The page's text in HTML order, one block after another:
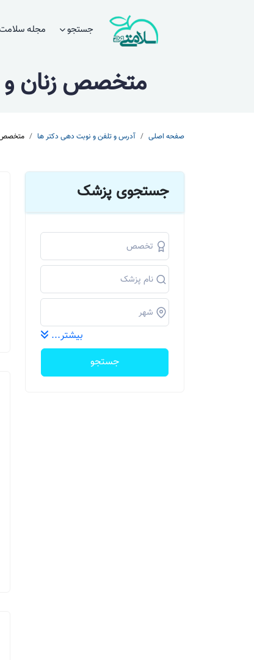
جستجو مجله
متخصص زنان و
صفحه اصلی آدرس و تلفن و نوبت دهی دکتر ها متخصص
جستجوی پزشک
بیشتر...
جستجو